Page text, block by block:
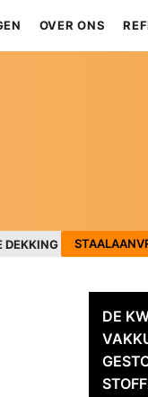
OVER ONS
DEKKING
DE